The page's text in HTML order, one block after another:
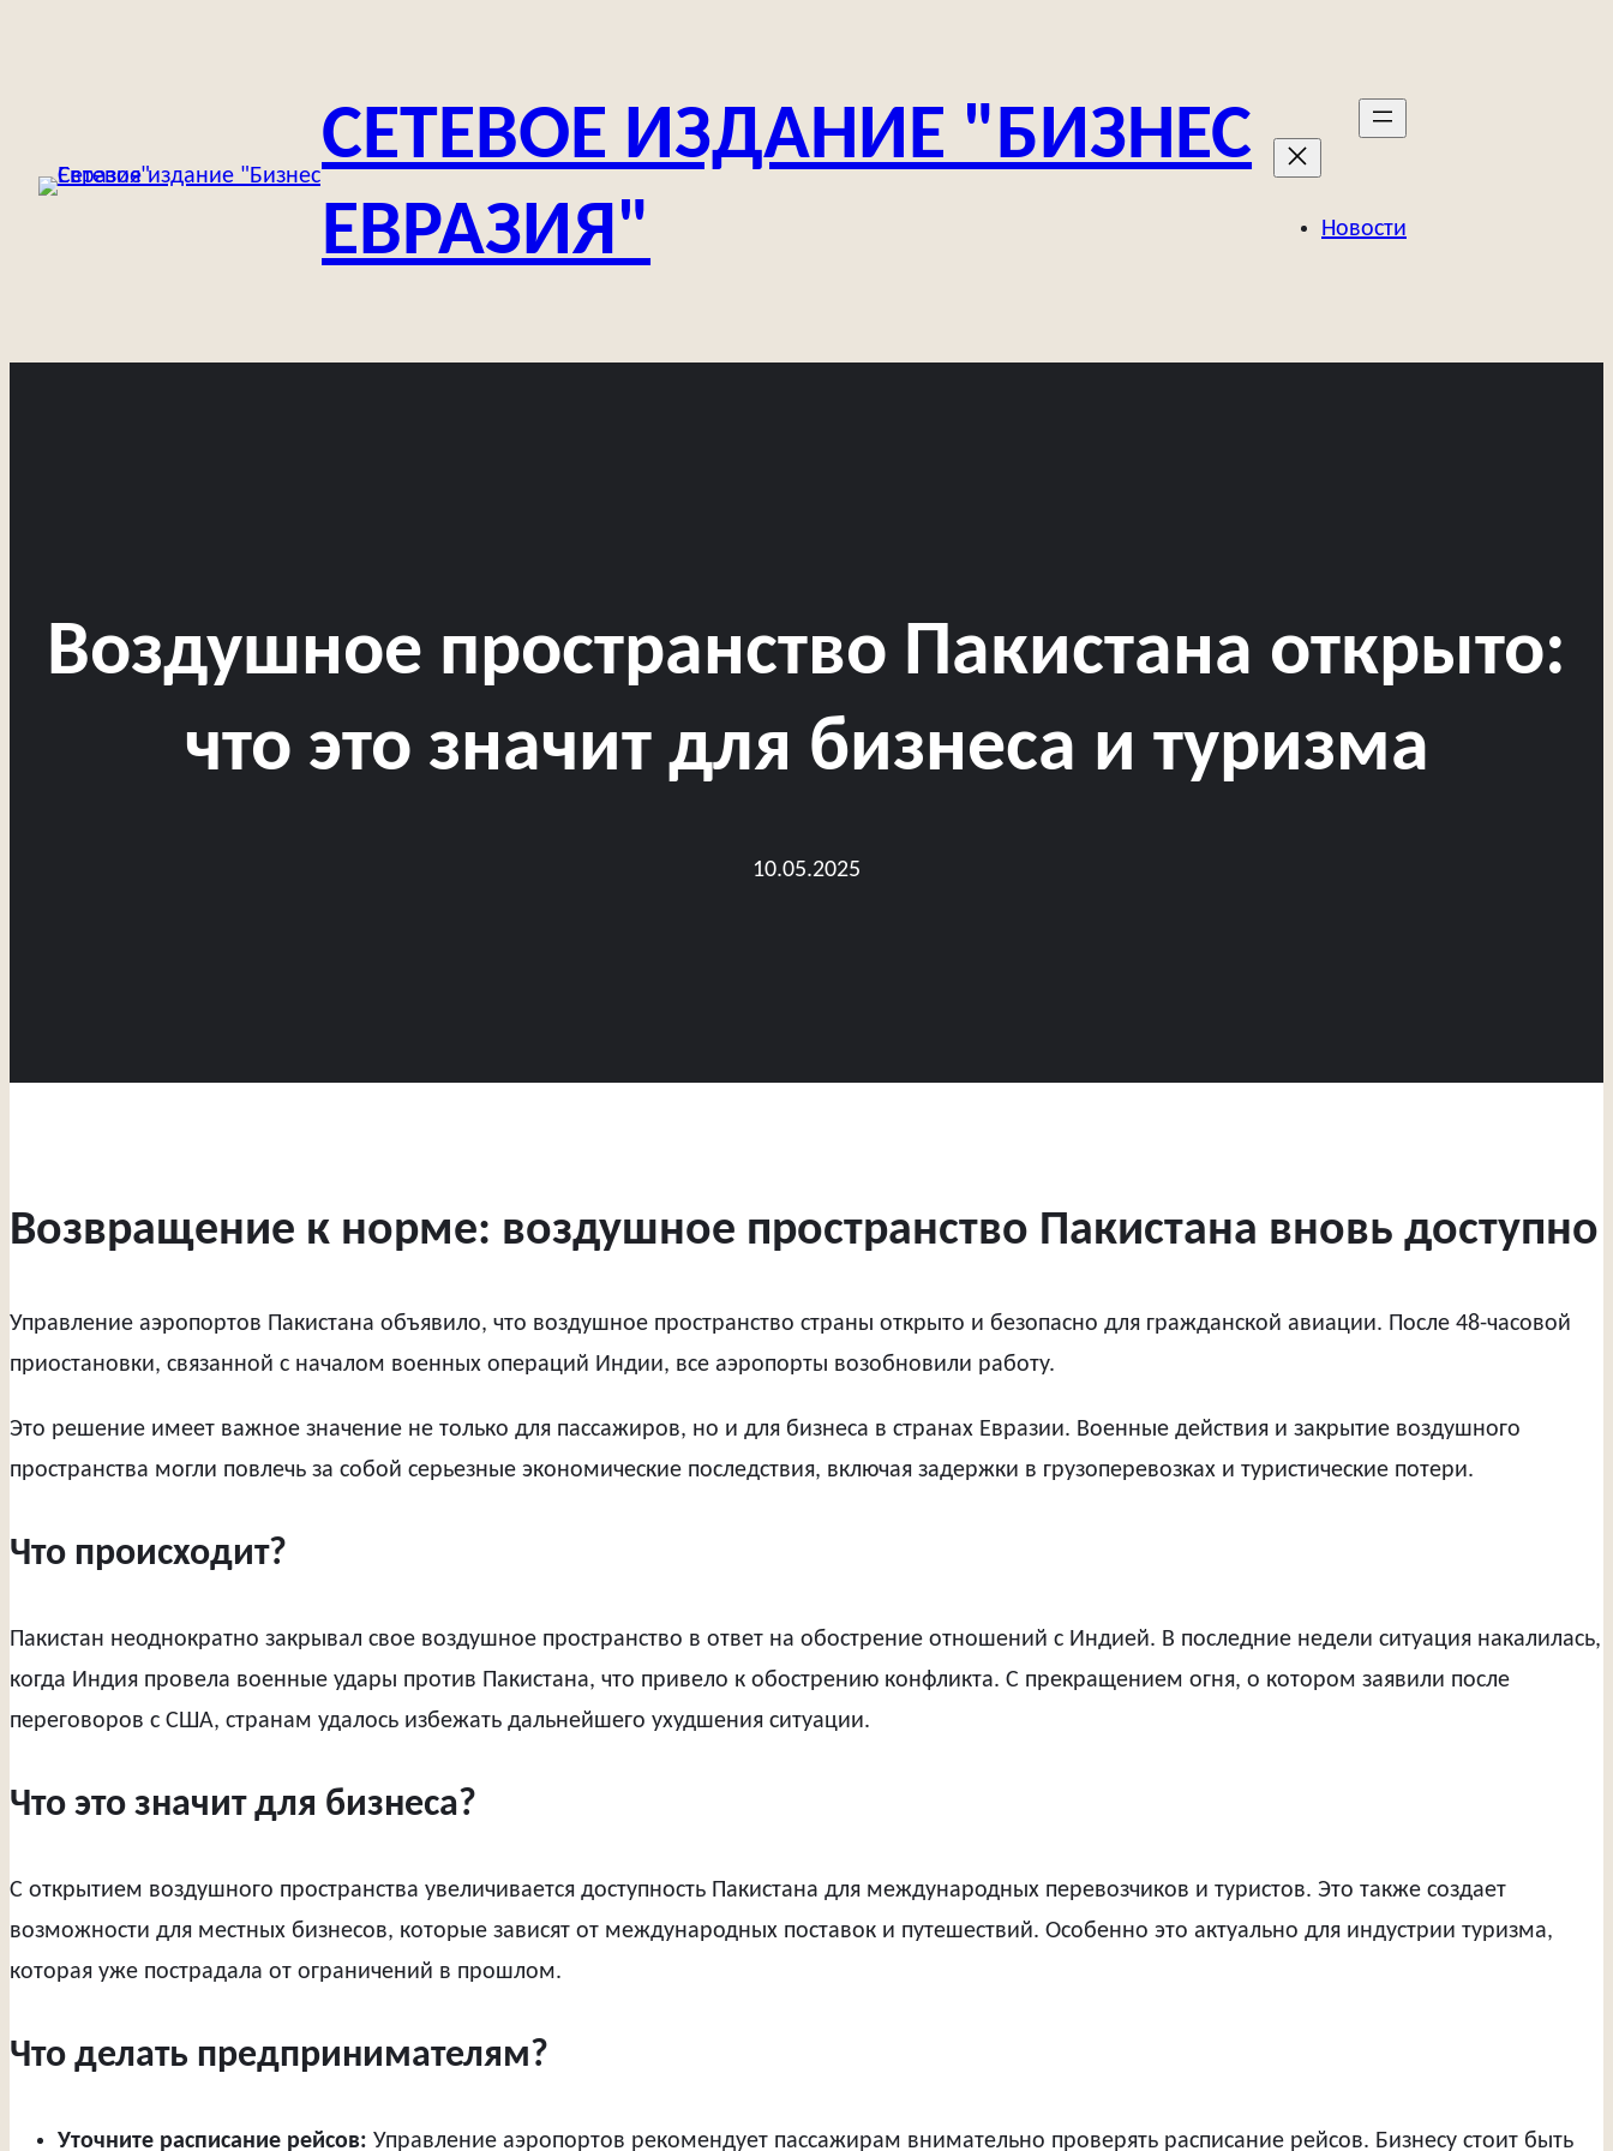
СЕТЕВОЕ ИЗДАНИЕ "БИЗНЕС
ЕВРАЗИЯ"
Новости
Воздушное пространство Пакистана открыто:
что это значит для бизнеса и туризма
10.05.2025
Возвращение к норме: воздушное пространство Пакистана вновь доступно
Управление аэропортов Пакистана объявило, что воздушное пространство страны открыто и безопасно для гражданской авиации. После 48-часовой
приостановки, связанной с началом военных операций Индии, все аэропорты возобновили работу.
Это решение имеет важное значение не только для пассажиров, но и для бизнеса в странах Евразии. Военные действия и закрытие воздушного
пространства могли повлечь за собой серьезные экономические последствия, включая задержки в грузоперевозках и туристические потери.
Что происходит?
Пакистан неоднократно закрывал свое воздушное пространство в ответ на обострение отношений с Индией. В последние недели ситуация накалилась,
когда Индия провела военные удары против Пакистана, что привело к обострению конфликта. С прекращением огня, о котором заявили после
переговоров с США, странам удалось избежать дальнейшего ухудшения ситуации.
Что это значит для бизнеса?
С открытием воздушного пространства увеличивается доступность Пакистана для международных перевозчиков и туристов. Это также создает
возможности для местных бизнесов, которые зависят от международных поставок и путешествий. Особенно это актуально для индустрии туризма,
которая уже пострадала от ограничений в прошлом.
Что делать предпринимателям?
Уточните расписание рейсов: Управление аэропортов рекомендует пассажирам внимательно проверять расписание рейсов. Бизнесу стоит быть